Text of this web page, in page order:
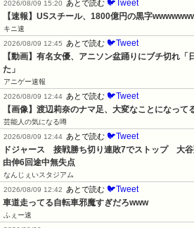
2026/08/09 15:20 あとで読む 🐦Tweet
【速報】USスチール、1800億円の黒字
キニ速
2026/08/09 12:45
あとで読む 🐦Tweet
【動画】有名女優、アニソン盆踊りにブチ切れ
た」
アニゲー速報
2026/08/09 12:44 あとで読む 🐦Tweet
【画像】渡辺莉奈のナマ足、大変なことになって
芸能人の気になる噂
2026/08/09 12:44 あとで読む 🐦Tweet
ドジャース　接戦勝ち切り連敗7でストップ　大
由伸6回途中無失点
なんじぇいスタジアム
2026/08/09 12:42
あとで読む 🐦Tweet
車道走ってる自転車邪魔すぎだろwww
ふぇー速